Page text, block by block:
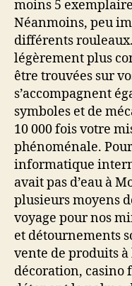
moins 5
Néanmoins, peu
différents
légèrement plus
être trouvées sur
s’accompagnent
symboles et de
10 000 fois votre
phénoménale.
informatique
avait pas d’eau à
plusieurs moyens
voyage pour nos
et détournements
vente de produits à
décoration, casino